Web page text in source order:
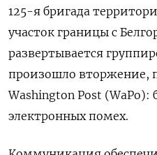
125-я бригада
участок границы с
развертывается
произошло вторжение,
Washington Post (WaPo):
электронных помех.